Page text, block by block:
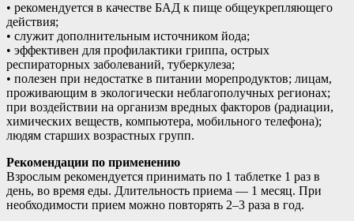
• рекомендуется в качестве БАД к пище общеукрепляющего
действия;
• служит дополнительным источником йода;
• эффективен для профилактики гриппа, острых
респираторных заболеваний, туберкулеза;
• полезен при недостатке в питании морепродуктов; лицам,
проживающим в экологически неблагополучных регионах;
при воздействии на организм вредных факторов (радиации,
химических веществ, компьютера, мобильного телефона);
людям старших возрастных групп.
Рекомендации по применению
Взрослым рекомендуется принимать по 1 таблетке 1 раз в
день, во время еды. Длительность приема — 1 месяц. При
необходимости прием можно повторять 2–3 раза в год.